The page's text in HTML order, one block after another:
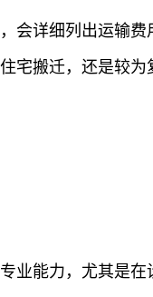
会详细列出运输
宅搬迁，还是较
能力，尤其是在